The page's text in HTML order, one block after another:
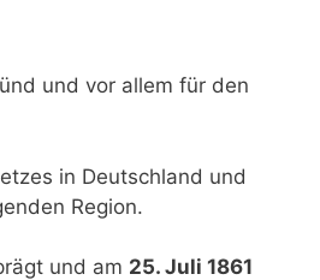
und vor allem für den
in Deutschland und
Region.
und am 25. Juli 1861